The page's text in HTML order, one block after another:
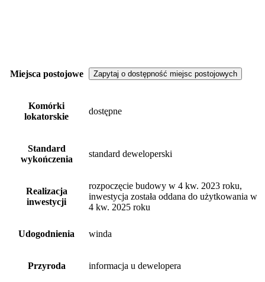
Miejsca postojowe Zapytaj o dostępność miejsc postojowych
Komórki
lokatorskie
dostępne
Standard
wykończenia
standard deweloperski
Realizacja
inwestycji
rozpoczęcie budowy w 4 kw. 2023 roku,
inwestycja została oddana do użytkowania w
4 kw. 2025 roku
Udogodnienia winda
Przyroda informacja u dewelopera